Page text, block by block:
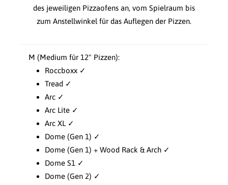
des jeweiligen Pizzaofens an, vom Spielraum bis
zum Anstellwinkel für das Auflegen der Pizzen.
M (Medium für 12" Pizzen):
Roccboxx ✓
Tread ✓
Arc ✓
Arc Lite ✓
Arc XL ✓
Dome (Gen 1) ✓
Dome (Gen 1) + Wood Rack & Arch ✓
Dome S1 ✓
Dome (Gen 2) ✓